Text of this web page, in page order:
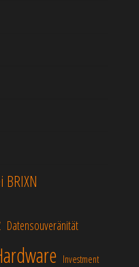
Datensouveränität
Investment